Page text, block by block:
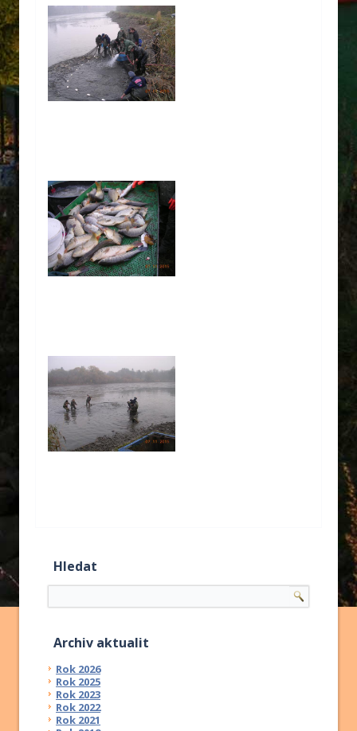
Hledat
Archiv aktualit
Rok 2026
Rok 2025
Rok 2023
Rok 2022
Rok 2021